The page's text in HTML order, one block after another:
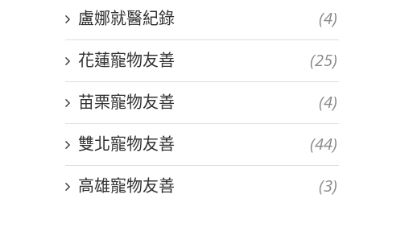
盧娜就醫紀錄
(4)
花蓮寵物友善
(25)
苗栗寵物友善
(4)
雙北寵物友善
(44)
高雄寵物友善
(3)